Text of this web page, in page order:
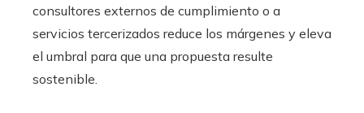
consultores externos de cumplimiento o a
servicios tercerizados reduce los márgenes y eleva
el umbral para que una propuesta resulte
sostenible.